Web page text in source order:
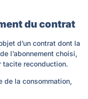
du contrat
d’un contrat dont la
l’abonnement choisi,
tacite reconduction.
de la consommation,